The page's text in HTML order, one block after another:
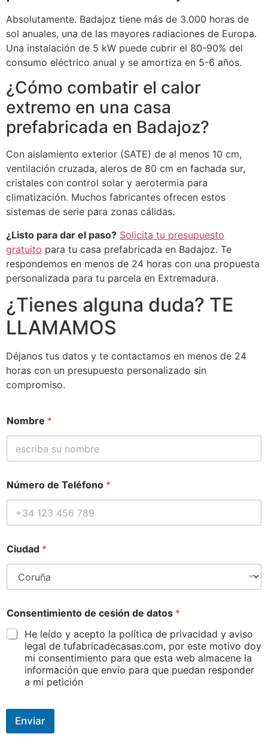
Absolutamente. Badajoz tiene más de 3.000 horas de
sol anuales, una de las mayores radiaciones de Europa.
Una instalación de 5 kW puede cubrir el 80-90% del
consumo eléctrico anual y se amortiza en 5-6 años.
¿Cómo combatir el calor
extremo en una casa
prefabricada en Badajoz?
Con aislamiento exterior (SATE) de al menos 10 cm,
ventilación cruzada, aleros de 80 cm en fachada sur,
cristales con control solar y aerotermia para
climatización. Muchos fabricantes ofrecen estos
sistemas de serie para zonas cálidas.
¿Listo para dar el paso? Solicita tu presupuesto
gratuito para tu casa prefabricada en Badajoz. Te
respondemos en menos de 24 horas con una propuesta
personalizada para tu parcela en Extremadura.
¿Tienes alguna duda? TE
LLAMAMOS
Déjanos tus datos y te contactamos en menos de 24
horas con un presupuesto personalizado sin
compromiso.
Nombre *
Número de Teléfono *
Ciudad *
e
d
e
Consentimiento de cesión de datos *
He leído y acepto la política de privacidad y aviso
legal de tufabricadecasas.com, por este motivo doy
mi consentimiento para que esta web almacene la
información que envío para que puedan responder
a mi petición
Enviar